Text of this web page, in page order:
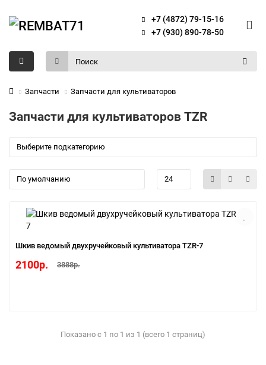
+7 (4872) 79-15-16
+7 (930) 890-78-50
Запчасти Запчасти для культиваторов
Запчасти для культиваторов TZR
Шкив ведомый двухручейковый культиватора TZR-7
2100р. 3888р.
Показано с 1 по 1 из 1 (всего 1 страниц)